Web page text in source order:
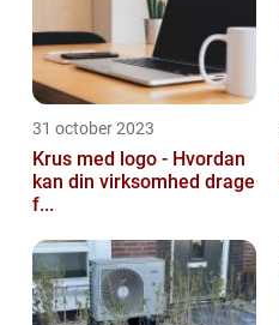
31 october 2023
Krus med logo - Hvordan
kan din virksomhed drage
f...